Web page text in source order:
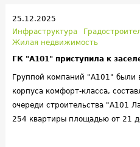
25.12.2025
Инфраструктура
Жилая недвижимость
ГК "А101" приступила к
Группой компаний "А101" были
корпуса комфорт-класса,
очереди строительства "А101
254 квартиры площадью от 21